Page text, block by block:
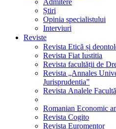
Admitere
Știri
Opinia specialistului
Interviuri
Reviste
Revista Etică și
Revista Fiat Iustitia
Revista facultății de
Revista „Annales
Jurisprudentia”
Revista Analele
Romanian Economic
Revista Cogito
Revista Euromentor